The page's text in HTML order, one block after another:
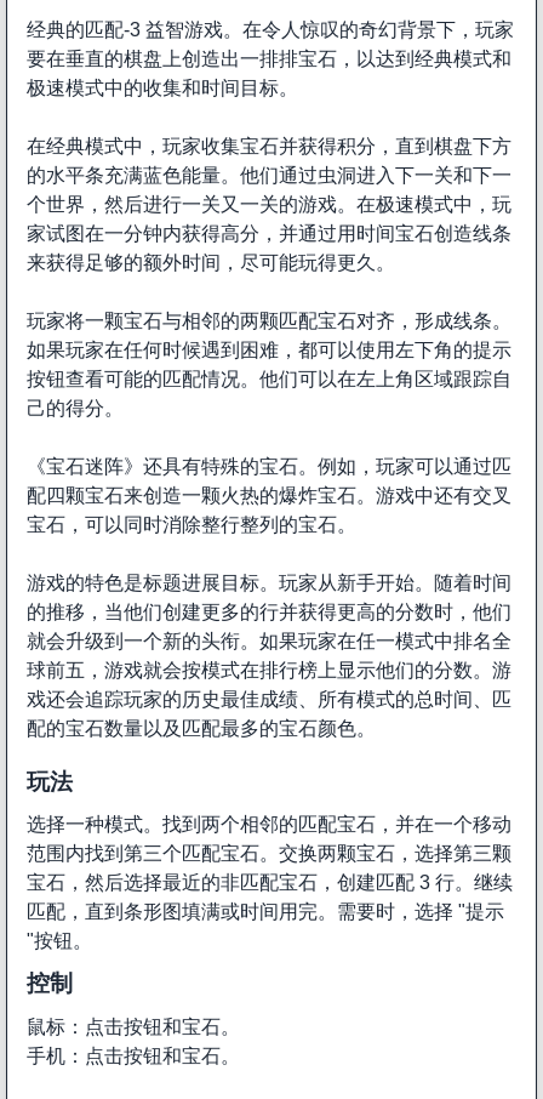
经典的匹配-3 益智游戏。在令人惊叹的奇幻背景下，玩家
要在垂直的棋盘上创造出一排排宝石，以达到经典模式和
极速模式中的收集和时间目标。
在经典模式中，玩家收集宝石并获得积分，直到棋盘下方
的水平条充满蓝色能量。他们通过虫洞进入下一关和下一
个世界，然后进行一关又一关的游戏。在极速模式中，玩
家试图在一分钟内获得高分，并通过用时间宝石创造线条
来获得足够的额外时间，尽可能玩得更久。
玩家将一颗宝石与相邻的两颗匹配宝石对齐，形成线条。
如果玩家在任何时候遇到困难，都可以使用左下角的提示
按钮查看可能的匹配情况。他们可以在左上角区域跟踪自
己的得分。
《宝石迷阵》还具有特殊的宝石。例如，玩家可以通过匹
配四颗宝石来创造一颗火热的爆炸宝石。游戏中还有交叉
宝石，可以同时消除整行整列的宝石。
游戏的特色是标题进展目标。玩家从新手开始。随着时间
的推移，当他们创建更多的行并获得更高的分数时，他们
就会升级到一个新的头衔。如果玩家在任一模式中排名全
球前五，游戏就会按模式在排行榜上显示他们的分数。游
戏还会追踪玩家的历史最佳成绩、所有模式的总时间、匹
配的宝石数量以及匹配最多的宝石颜色。
玩法
选择一种模式。找到两个相邻的匹配宝石，并在一个移动
范围内找到第三个匹配宝石。交换两颗宝石，选择第三颗
宝石，然后选择最近的非匹配宝石，创建匹配 3 行。继续
匹配，直到条形图填满或时间用完。需要时，选择 "提示
"按钮。
控制
鼠标：点击按钮和宝石。
手机：点击按钮和宝石。